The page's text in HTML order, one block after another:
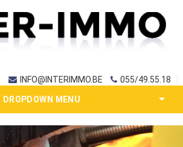
INFO@INTERIMMO.BE 055/49.55.18
DROPDOWN MENU